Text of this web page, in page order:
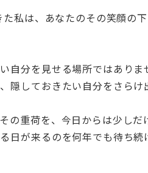
私は、あなたのその笑顔の
自分を見せる場所ではありま
隠しておきたい自分をさら
の重荷を、今日からは少しだ
日が来るのを何年でも待ち続